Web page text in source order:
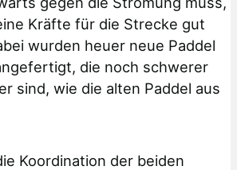
Kräfte für die Strecke gut
wurden heuer neue Paddel
die noch schwerer
sind, wie die alten Paddel aus
Koordination der beiden